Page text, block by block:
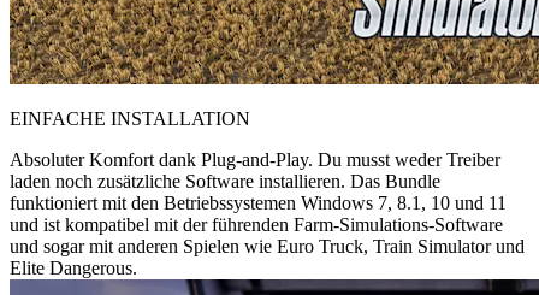
EINFACHE INSTALLATION
Absoluter Komfort dank Plug-and-Play. Du musst weder Treiber
laden noch zusätzliche Software installieren. Das Bundle
funktioniert mit den Betriebssystemen Windows 7, 8.1, 10 und 11
und ist kompatibel mit der führenden Farm-Simulations-Software
und sogar mit anderen Spielen wie Euro Truck, Train Simulator und
Elite Dangerous.